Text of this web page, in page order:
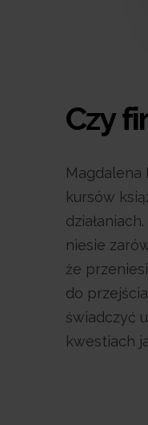
Czy
Magdalena
kursów
niesie
że
do
świadczyć
kwestiach